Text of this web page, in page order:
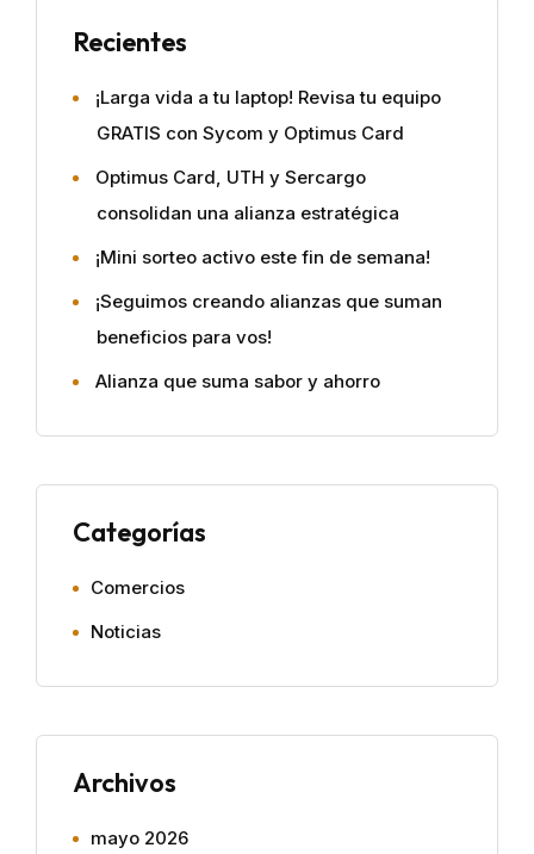
Recientes
¡Larga vida a tu laptop! Revisa tu equipo
GRATIS con Sycom y Optimus Card
Optimus Card, UTH y Sercargo
consolidan una alianza estratégica
¡Mini sorteo activo este fin de semana!
¡Seguimos creando alianzas que suman
beneficios para vos!
Alianza que suma sabor y ahorro
Categorías
Comercios
Noticias
Archivos
mayo 2026